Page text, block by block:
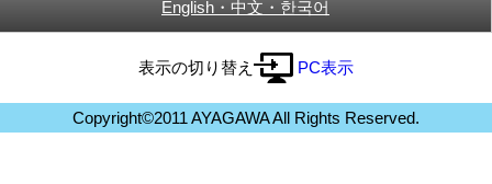
English・中文・한국어
表示の切り替え PC表示
Copyright©2011 AYAGAWA All Rights Reserved.